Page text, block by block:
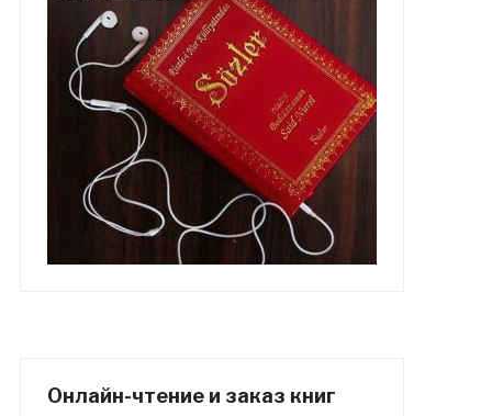
Онлайн-чтение и заказ книг